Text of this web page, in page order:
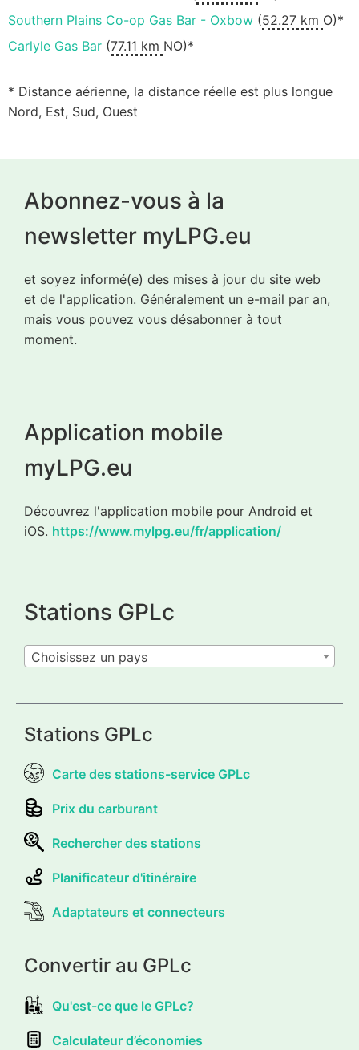
Southern Plains Co-op Gas Bar - Oxbow (52.27 km O)*
Carlyle Gas Bar (77.11 km NO)*
* Distance aérienne, la distance réelle est plus longue
Nord, Est, Sud, Ouest
Abonnez-vous à la
newsletter myLPG.eu
et soyez informé(e) des mises à jour du site web
et de l'application. Généralement un e-mail par an,
mais vous pouvez vous désabonner à tout
moment.
Application mobile
myLPG.eu
Découvrez l'application mobile pour Android et
iOS. https://www.mylpg.eu/fr/application/
Stations GPLc
Choisissez un pays
Stations GPLc
Carte des stations-service GPLc
Prix du carburant
Rechercher des stations
Planificateur d'itinéraire
Adaptateurs et connecteurs
Convertir au GPLc
Qu'est-ce que le GPLc?
Calculateur d’économies